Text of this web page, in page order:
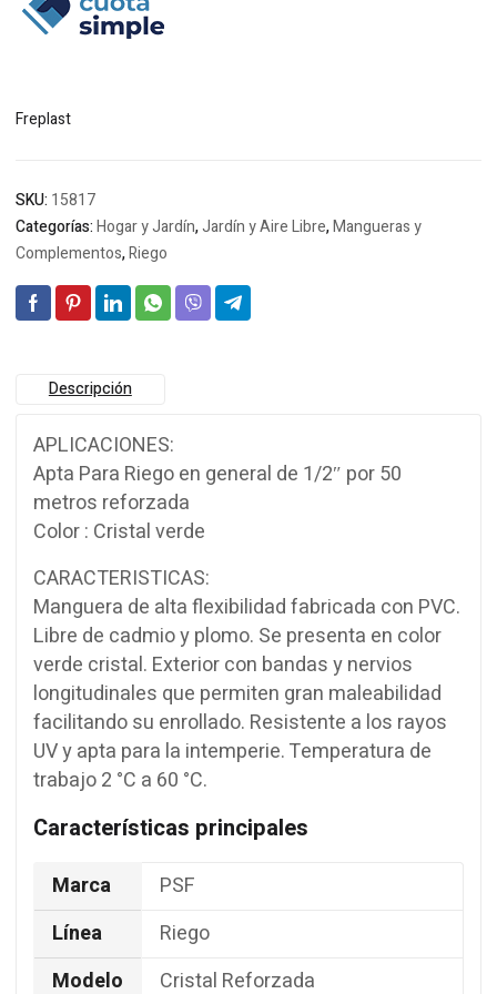
Freplast
SKU: 15817
Categorías:Hogar y Jardín,Jardín y Aire Libre,Mangueras y
Complementos,Riego
Descripción
APLICACIONES:
Apta Para Riego en general de 1/2″ por 50
metros reforzada
Color : Cristal verde
CARACTERISTICAS:
Manguera de alta flexibilidad fabricada con PVC.
Libre de cadmio y plomo. Se presenta en color
verde cristal. Exterior con bandas y nervios
longitudinales que permiten gran maleabilidad
facilitando su enrollado. Resistente a los rayos
UV y apta para la intemperie. Temperatura de
trabajo 2 °C a 60 °C.
Características principales
Marca
PSF
Línea
Riego
Modelo
Cristal Reforzada